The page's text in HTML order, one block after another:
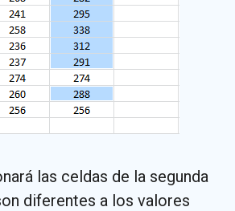
las celdas de la segunda
diferentes a los valores